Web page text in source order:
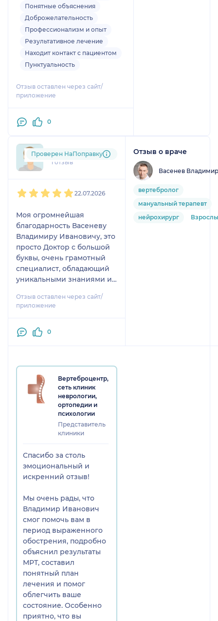
прошла курс когнитивно
поведенческой терапии.
Если раньше мне тяжело
было просто жить,
функционировать на работе,
энергию (ведь сон это очень
важная составляющая нашей
жизни и сейчас у меня с
Вы - лучшая!
Понятные объяснения
Доброжелательность
Профессионализм и опыт
Результативное лечение
Находит контакт с пациентом
Пунктуальность
Отзыв оставлен через сайт/
приложение
0
amf....@....ru
1 отзыв
Проверен НаПоправку
22.07.2026
Моя огромнейшая
благодарность Васеневу
Владимиру Ивановичу, это
просто Доктор с большой
буквы, очень грамотный
специалист, обладающий
уникальными знаниями и
золотые, в период очень
серьезного обострения/
деликатно поставил мне
восстановления, очень
подробно описал мои
снимки МРТ, всё объяснил,
разъяснил, ответил на
абсолютно все вопросы. В
плане мануальной терапии
просто сотворил чудо!!!
сердечная благодарность,
рекомендую прямо от всей
души!!! Отдельное спасибо
за чуткое, человеческое
отношение, далеко не все
специалисты такие
деликатные и душевные!!
Отзыв оставлен через сайт/
приложение
0
Отзыв о враче
Васенев
вертебролог
мануальный терапевт
нейрохирург
Вертеброцентр,
сеть клиник
неврологии,
ортопедии и
психологии
Представитель
клиники
Спасибо за столь
эмоциональный и
искренний отзыв!
Мы очень рады, что
Владимир Иванович
смог помочь вам в
период выраженного
обострения, подробно
объяснил результаты
МРТ, составил
понятный план
лечения и помог
облегчить ваше
состояние. Особенно
приятно, что вы